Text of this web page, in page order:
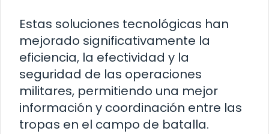
Estas soluciones tecnológicas han
mejorado significativamente la
eficiencia, la efectividad y la
seguridad de las operaciones
militares, permitiendo una mejor
información y coordinación entre las
tropas en el campo de batalla.